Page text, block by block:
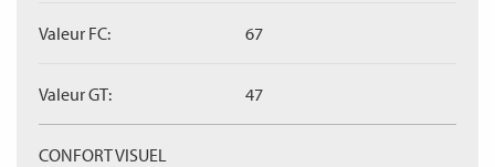
Valeur FC: 67
Valeur GT: 47
CONFORT VISUEL